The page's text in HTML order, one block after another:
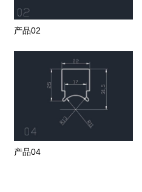
产品02
产品04